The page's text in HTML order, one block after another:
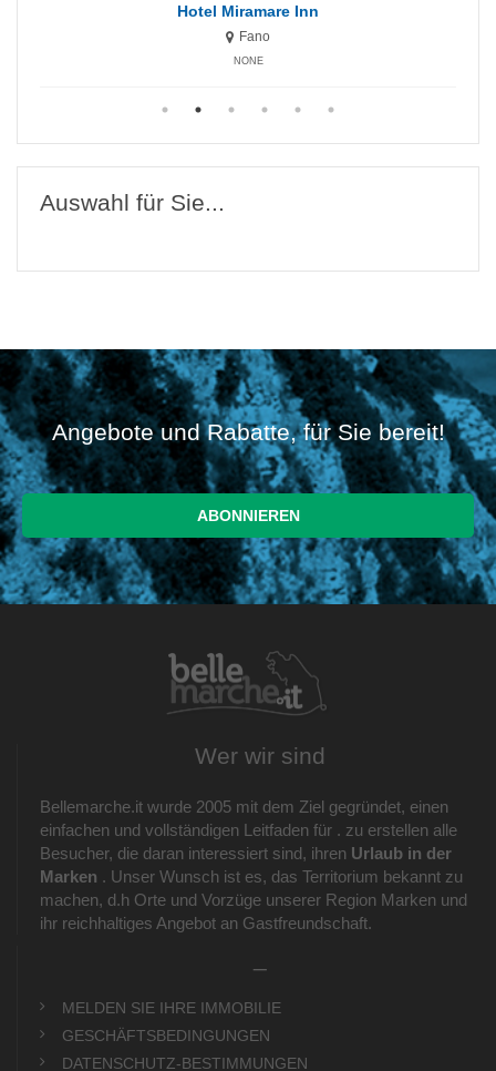
Hotel Miramare Inn
Fano
NONE
Auswahl für Sie...
Angebote und Rabatte, für Sie bereit!
Wer wir sind
Bellemarche.it wurde 2005 mit dem Ziel gegründet, einen
einfachen und vollständigen Leitfaden für . zu erstellen alle
Besucher, die daran interessiert sind, ihren Urlaub in der
Marken . Unser Wunsch ist es, das Territorium bekannt zu
machen, d.h Orte und Vorzüge unserer Region Marken und
ihr reichhaltiges Angebot an Gastfreundschaft.
MELDEN SIE IHRE IMMOBILIE
GESCHÄFTSBEDINGUNGEN
DATENSCHUTZ-BESTIMMUNGEN